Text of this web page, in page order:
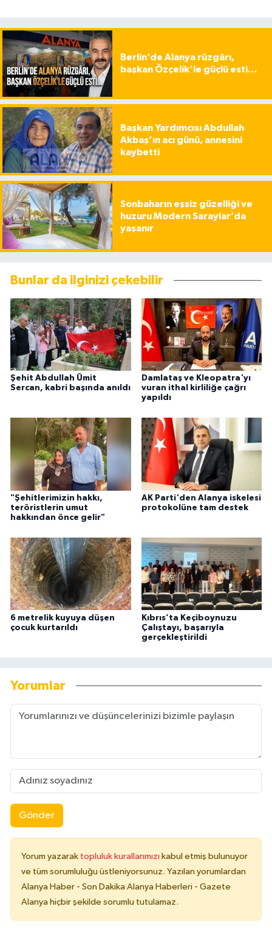
Berlin’de Alanya rüzgârı,
başkan Özçelik’le güçlü esti…
Başkan Yardımcısı Abdullah
Akbaş’ın acı günü, annesini
kaybetti
Sonbaharın eşsiz güzelliği ve
huzuru Modern Saraylar’da
yaşanır
Bunlar da ilginizi çekebilir
Şehit Abdullah Ümit
Sercan, kabri başında anıldı
Damlataş ve Kleopatra'yı
vuran ithal kirliliğe çağrı
yapıldı
"Şehitlerimizin hakkı,
teröristlerin umut
hakkından önce gelir"
AK Parti'den Alanya iskelesi
protokolüne tam destek
6 metrelik kuyuya düşen
çocuk kurtarıldı
Kıbrıs’ta Keçiboynuzu
Çalıştayı, başarıyla
gerçekleştirildi
Yorumlar
Gönder
Yorum yazarak topluluk kurallarımızı kabul etmiş bulunuyor
ve tüm sorumluluğu üstleniyorsunuz. Yazılan yorumlardan
Alanya Haber - Son Dakika Alanya Haberleri - Gazete
Alanya hiçbir şekilde sorumlu tutulamaz.